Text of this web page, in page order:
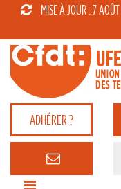
MISE À JOUR : 7
ADHÉRER ?